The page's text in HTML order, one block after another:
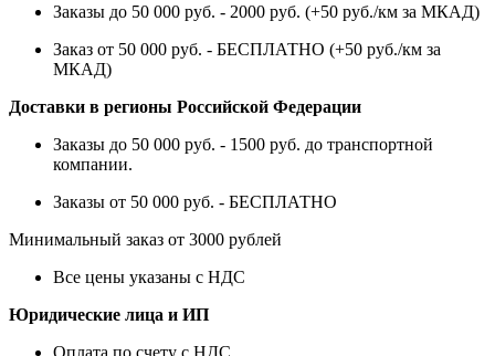
Заказы до 50 000 руб. - 2000 руб. (+50 руб./км за МКАД)
Заказ от 50 000 руб. - БЕСПЛАТНО (+50 руб./км за
МКАД)
Доставки в регионы Российской Федерации
Заказы до 50 000 руб. - 1500 руб. до транспортной
компании.
Заказы от 50 000 руб. - БЕСПЛАТНО
Минимальный заказ от 3000 рублей
Все цены указаны с НДС
Юридические лица и ИП
Оплата по счету с НДС